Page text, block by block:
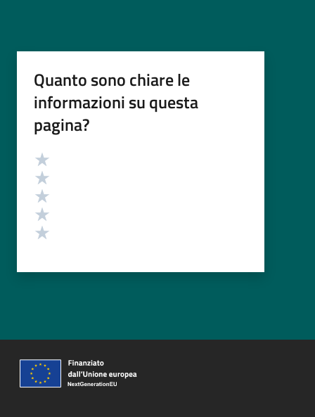
Quanto sono chiare le
informazioni su questa
pagina?
Valutazione